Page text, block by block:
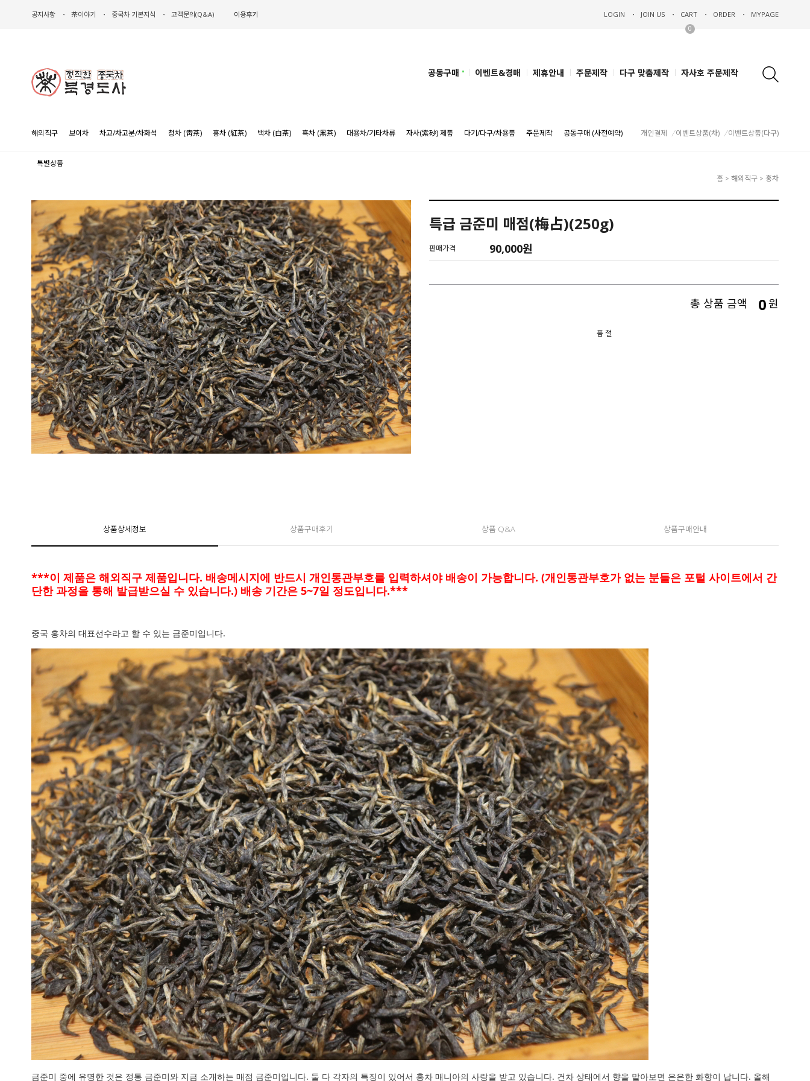
공지사항 茶이야기 중국차 기본지식 고객문의(Q&A) 이용후기 LOGIN JOIN US
CART
0
ORDER MYPAGE
공동구매 이벤트&경매 제휴안내 주문제작 다구 맞춤제작 자사호 주문제작
해외직구 보이차 차고/차고분/차화석 청차 (靑茶) 홍차 (紅茶) 백차 (白茶) 흑차 (黑茶) 대용차/기타차류 자사(紫砂) 제품 다기/다구/차용품 주문제작 공동구매 (사전예약)
특별상품
개인결제 이벤트상품(차) 이벤트상품(다구)
홈 > 해외직구 > 홍차
특급 금준미 매점(梅占)(250g)
판매가격 90,000원
총 상품 금액 0원
품 절
상품상세정보 상품구매후기 상품 Q&A 상품구매안내
***이 제품은 해외직구 제품입니다. 배송메시지에 반드시 개인통관부호를 입력하셔야 배송이 가능합니다. (개인통관부호가 없는 분들은 포털 사이트에서 간
단한 과정을 통해 발급받으실 수 있습니다.) 배송 기간은 5~7일 정도입니다.***
중국 홍차의 대표선수라고 할 수 있는 금준미입니다.
금준미 중에 유명한 것은 정통 금준미와 지금 소개하는 매점 금준미입니다. 둘 다 각자의 특징이 있어서 홍차 매니아의 사랑을 받고 있습니다. 건차 상태에서 향을 맡아보면 은은한 화향이 납니다. 올해